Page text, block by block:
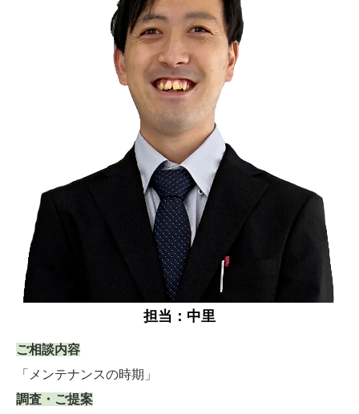
担当：中里
ご相談内容
「メンテナンスの時期」
調査・ご提案